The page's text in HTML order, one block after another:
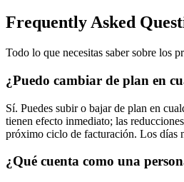
Frequently Asked
Todo lo que necesitas saber sobre los
¿Puedo cambiar de plan en
Sí. Puedes subir o bajar de plan en
tienen efecto inmediato; las
próximo ciclo de facturación. Los días
¿Qué cuenta como una